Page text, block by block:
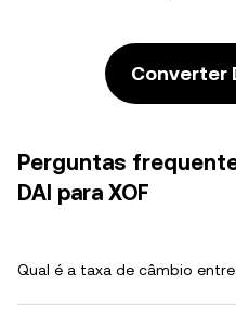
Converter
Perguntas
DAI para XOF
Qual é a taxa de câmbio entre